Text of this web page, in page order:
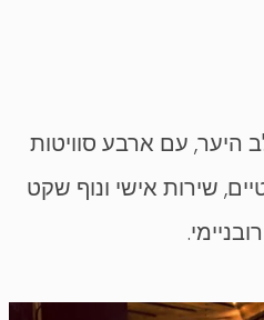
היער, עם ארבע סוויטות
שירות אישי ונוף שקט